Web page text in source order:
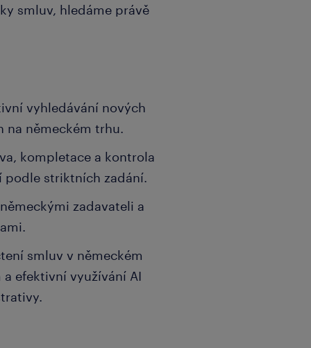
smluv, hledáme právě
vyhledávání nových
na německém trhu.
kompletace a kontrola
podle striktních zadání.
zadavateli a
smluv v německém
a efektivní využívání AI